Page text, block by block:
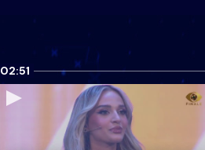
02:51